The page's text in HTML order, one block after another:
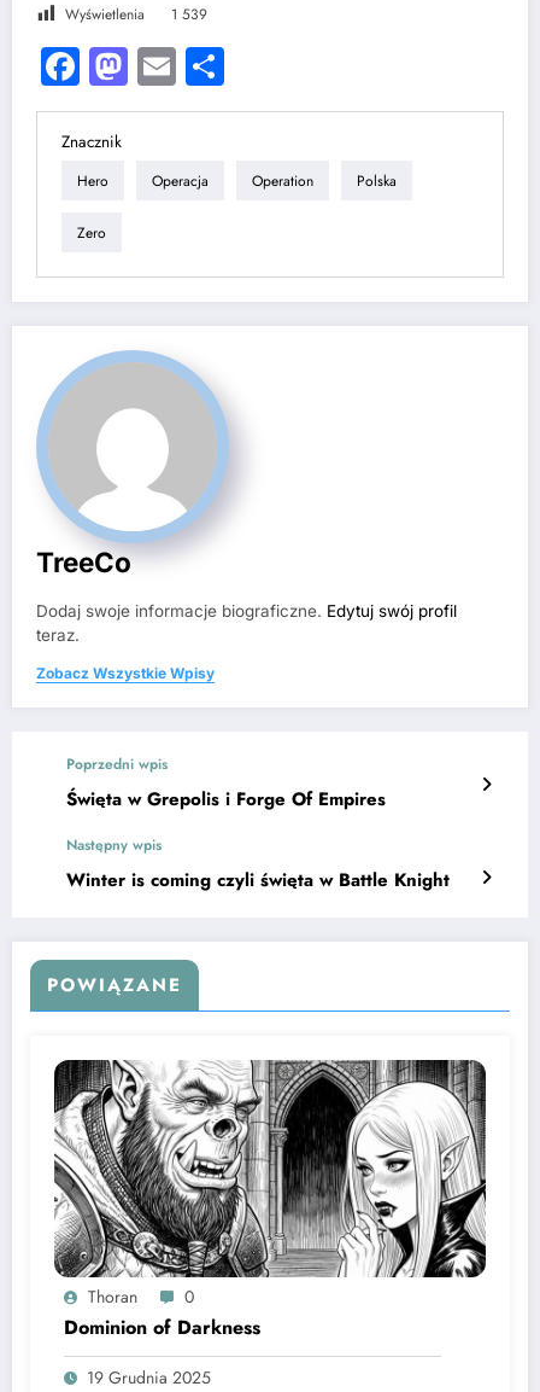
Wyświetlenia 1 539
Facebook
Mastodon
Email
Znacznik
Hero Operacja Operation Polska
Zero
TreeCo
Dodaj swoje informacje biograficzne. Edytuj swój profil
teraz.
Zobacz Wszystkie Wpisy
Poprzedni wpis
Święta w Grepolis i Forge Of Empires
Następny wpis
Winter is coming czyli święta w Battle Knight
POWIĄZANE
Thoran 0
Dominion of Darkness
19 Grudnia 2025